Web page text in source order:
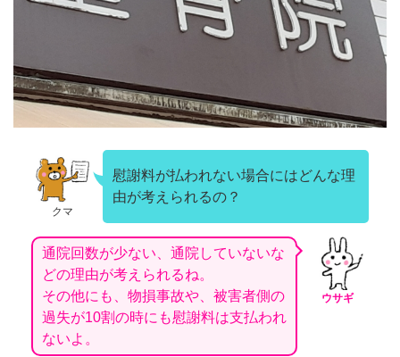
クマ
慰謝料が払われない場合にはどんな理
由が考えられるの？
ウサギ
通院回数が少ない、通院していないな
どの理由が考えられるね。
その他にも、物損事故や、被害者側の
過失が10割の時にも慰謝料は支払われ
ないよ。